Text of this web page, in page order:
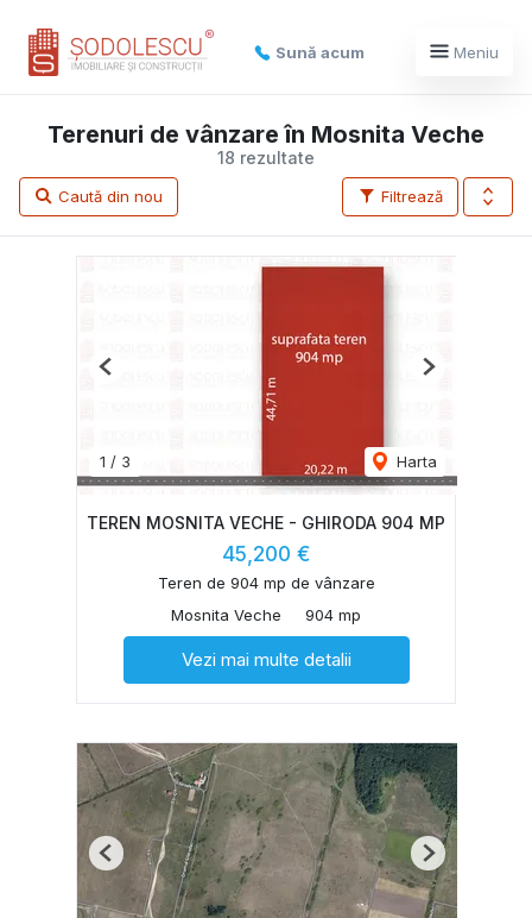
Sună acum Meniu
18 rezultate
Terenuri de vânzare în Mosnita Veche
Filtrează
Caută din nou
1 / 3 Harta
Previous Next
TEREN MOSNITA VECHE - GHIRODA 904 MP
45,200 €
Teren de 904 mp de vânzare
Mosnita Veche
904 mp
Vezi mai multe detalii
Previous Next